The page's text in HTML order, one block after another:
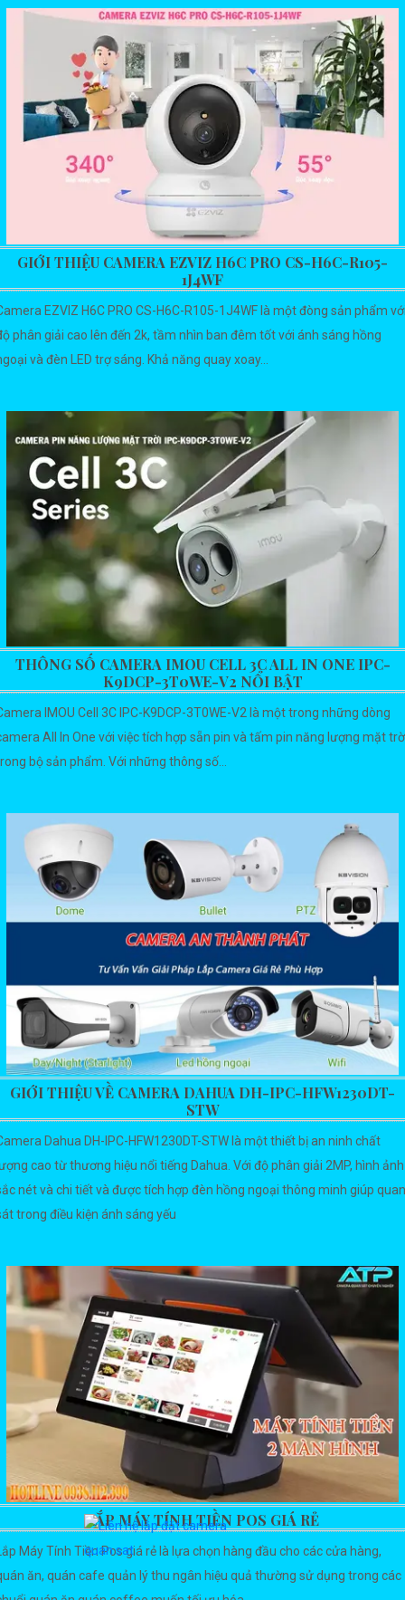
GIỚI THIỆU CAMERA EZVIZ H6C PRO CS-H6C-R105-
1J4WF
EZVIZ H6C PRO CS-H6C-R105-1J4WF là một đòng sản phẩm
phân giải cao lên đến 2k, tầm nhìn ban đêm tốt với ánh sáng hồng
và đèn LED trợ sáng. Khả năng quay xoay...
THÔNG SỐ CAMERA IMOU CELL 3C ALL IN ONE IPC-
K9DCP-3T0WE-V2 NỔI BẬT
IMOU Cell 3C IPC-K9DCP-3T0WE-V2 là một trong những dòng
All In One với việc tích hợp sẵn pin và tấm pin năng lượng mặt
bộ sản phẩm. Với những thông số...
GIỚI THIỆU VỀ CAMERA DAHUA DH-IPC-HFW1230DT-
STW
Dahua DH-IPC-HFW1230DT-STW là một thiết bị an ninh chất
cao từ thương hiệu nổi tiếng Dahua. Với độ phân giải 2MP, hình ảnh
nét và chi tiết và được tích hợp đèn hồng ngoại thông minh giúp quan
trong điều kiện ánh sáng yếu
LẮP MÁY TÍNH TIỀN POS GIÁ RẺ
Máy Tính Tiền Pos giá rẻ là lựa chọn hàng đầu cho các cửa hàng,
ăn, quán cafe quản lý thu ngân hiệu quả thường sử dụng trong các